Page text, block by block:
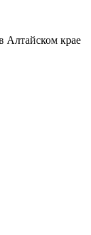
Алтайском крае